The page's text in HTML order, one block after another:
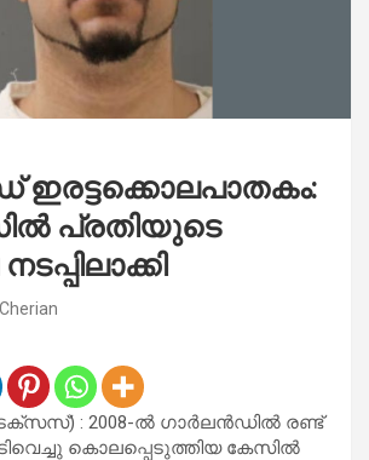
ഇരട്ടക്കൊലപാതകം:
പ്രതിയുടെ
: 2008-ൽ ഗാർലൻഡിൽ രണ്ട്
കൊലപ്പെടുത്തിയ കേസിൽ